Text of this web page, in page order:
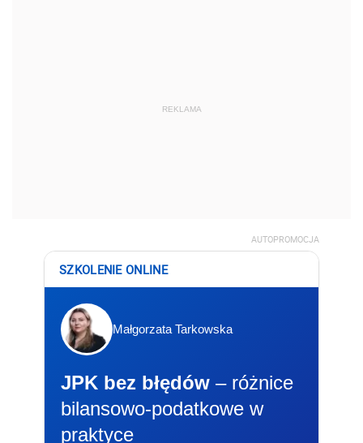
REKLAMA
AUTOPROMOCJA
SZKOLENIE ONLINE
Małgorzata Tarkowska
JPK bez błędów – różnice
bilansowo-podatkowe w
praktyce